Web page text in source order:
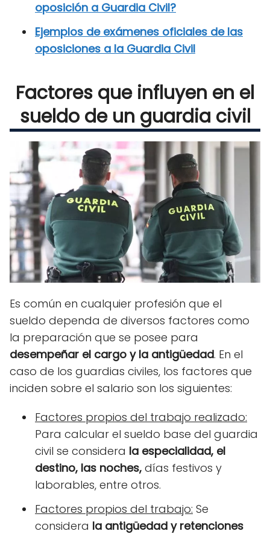
oposición a Guardia Civil?
Ejemplos de exámenes oficiales de las
oposiciones a la Guardia Civil
Factores que influyen en el
sueldo de un guardia civil
Es común en cualquier profesión que el
sueldo dependa de diversos factores como
la preparación que se posee para
desempeñar el cargo y la antigüedad. En el
caso de los guardias civiles, los factores que
inciden sobre el salario son los siguientes:
Factores propios del trabajo realizado:
Para calcular el sueldo base del guardia
civil se considera la especialidad, el
destino, las noches, días festivos y
laborables, entre otros.
Factores propios del trabajo: Se
considera la antigüedad y retenciones